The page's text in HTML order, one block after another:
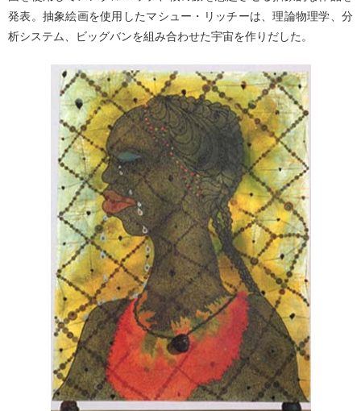
発表。抽象絵画を使用したマシュー・リッチーは、理論物理学、分
析システム、ビッグバンを組み合わせた宇宙を作りだした。